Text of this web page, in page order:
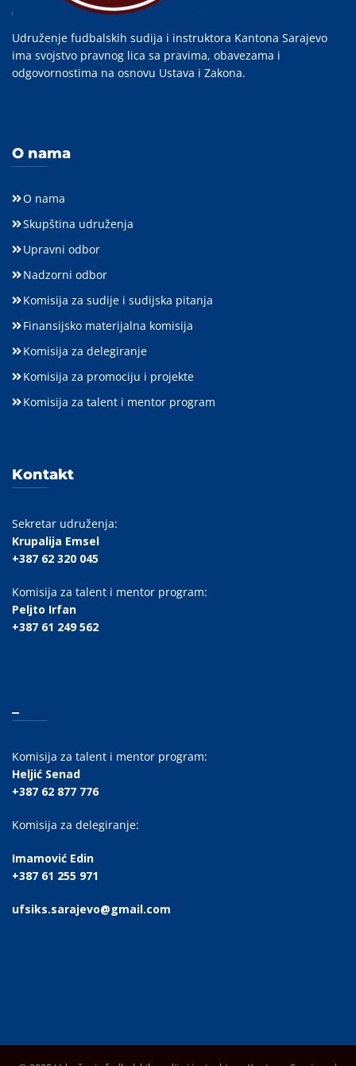
Udruženje fudbalskih sudija i instruktora Kantona Sarajevo
ima svojstvo pravnog lica sa pravima, obavezama i
odgovornostima na osnovu Ustava i Zakona.
O nama
O nama
Skupština udruženja
Upravni odbor
Nadzorni odbor
Komisija za sudije i sudijska pitanja
Finansijsko materijalna komisija
Komisija za delegiranje
Komisija za promociju i projekte
Komisija za talent i mentor program
Kontakt
Sekretar udruženja:
Krupalija Emsel
+387 62 320 045
Komisija za talent i mentor program:
Peljto Irfan
+387 61 249 562
Komisija za talent i mentor program:
Heljić Senad
+387 62 877 776
Komisija za delegiranje:
Imamović Edin
+387 61 255 971
ufsiks.sarajevo@gmail.com